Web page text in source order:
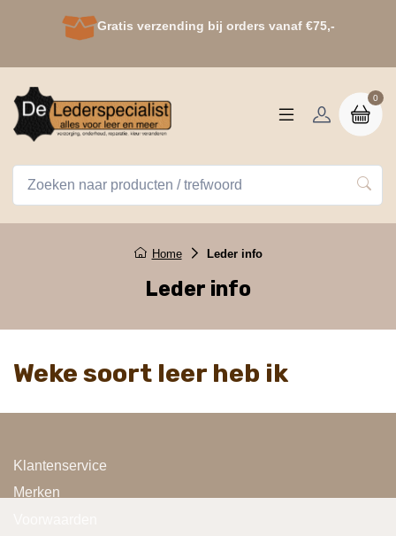
Gratis verzending bij orders vanaf €75,-
0
Home Leder info
Leder info
Weke soort leer heb ik
Klantenservice
Merken